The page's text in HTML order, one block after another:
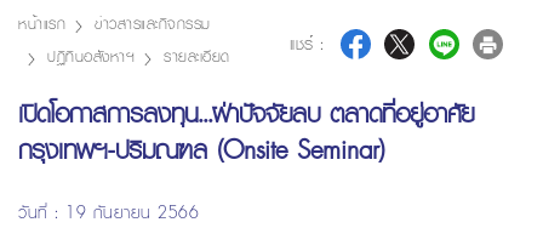
หน้าแรก
ข่าวสารและกิจกรรม
ปฏิทินอสังหาฯ
รายละเอียด แชร์ :
เปิดโอกาสการลงทุน...ฝ่าปัจจัยลบ ตลาดที่อยู่อาศัย
กรุงเทพฯ-ปริมณฑล (Onsite Seminar)
วันที่ : 19 กันยายน 2566